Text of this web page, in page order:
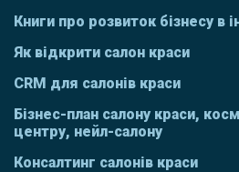
Книги про розвиток бізнесу в
Як відкрити салон краси
CRM для салонів краси
Бізнес-план салону краси,
центру, нейл-салону
Консалтинг салонів краси